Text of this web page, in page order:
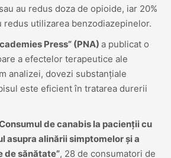
au redus doza de opioide, iar 20%
utilizarea benzodiazepinelor.
Press” (PNA) a publicat o
a efectelor terapeutice ale
analizei, dovezi substanțiale
este eficient în tratarea durerii
de canabis la pacienții cu
asupra alinării simptomelor și a
sănătate”, 28 de consumatori de